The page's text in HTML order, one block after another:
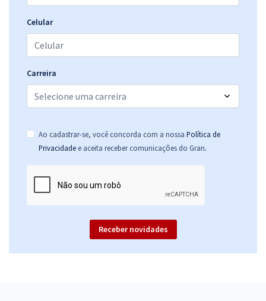
Celular
Carreira
Ao cadastrar-se, você concorda com a nossa Política de
Privacidade e aceita receber comunicações do Gran.
Receber novidades